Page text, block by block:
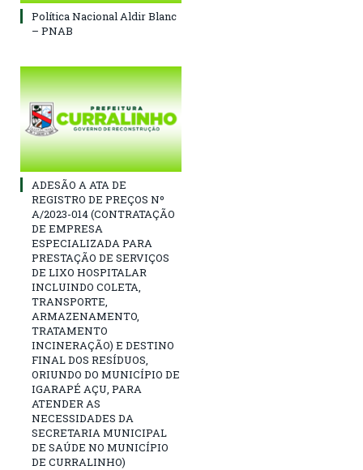
Política Nacional Aldir Blanc
– PNAB
ADESÃO A ATA DE
REGISTRO DE PREÇOS Nº
A/2023-014 (CONTRATAÇÃO
DE EMPRESA
ESPECIALIZADA PARA
PRESTAÇÃO DE SERVIÇOS
DE LIXO HOSPITALAR
INCLUINDO COLETA,
TRANSPORTE,
ARMAZENAMENTO,
TRATAMENTO
INCINERAÇÃO) E DESTINO
FINAL DOS RESÍDUOS,
ORIUNDO DO MUNICÍPIO DE
IGARAPÉ AÇU, PARA
ATENDER AS
NECESSIDADES DA
SECRETARIA MUNICIPAL
DE SAÚDE NO MUNICÍPIO
DE CURRALINHO)